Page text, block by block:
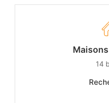
14